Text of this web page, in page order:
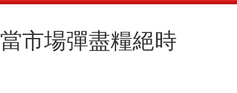
當市場彈盡糧絕時